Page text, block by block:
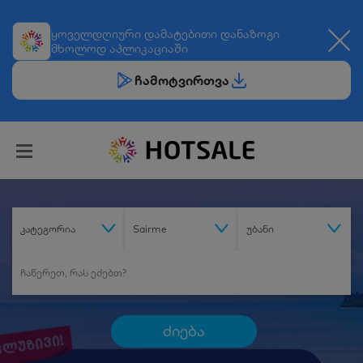
ყოველდღიური დამატებითი დანაზოგი
მხოლოდ აპლიკაციაში
ჩამოტვირთვა
კატეგორია Sairme უბანი
ძიება